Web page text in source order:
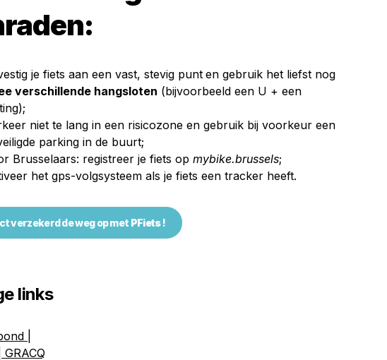
je fiets aan een vast, stevig punt en gebruik het liefst nog
verschillende hangsloten (bijvoorbeeld een U + een
niet te lang in een risicozone en gebruik bij voorkeur een
parking in de buurt;
Brusselaars: registreer je fiets op mybike.brussels;
het gps-volgsysteem als je fiets een tracker heeft.
verzekerd de weg op met PFiets!
links
|